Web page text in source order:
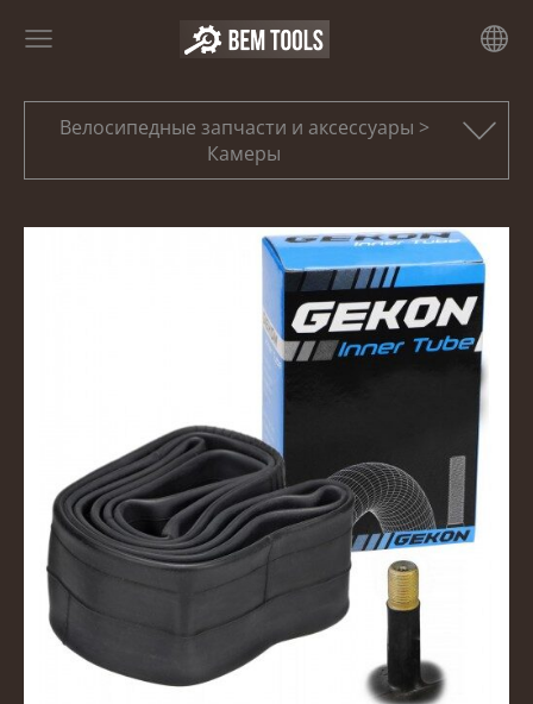
Велосипедные запчасти и аксессуары >
Камеры